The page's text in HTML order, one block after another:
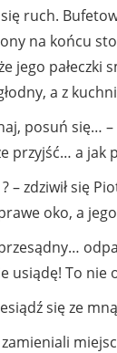
ruch.
na końcu
jego
a z
posuń się…
przyjść… a jak
– zdziwił się
oko, a
usiądę! To nie
się ze